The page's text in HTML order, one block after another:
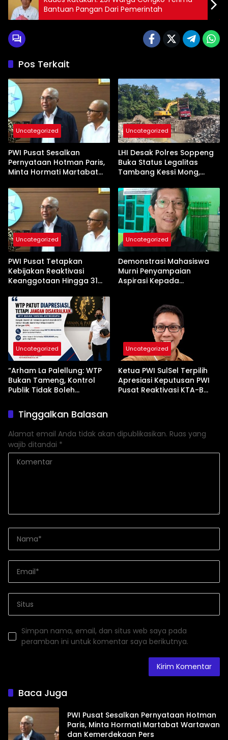
Bantuan Pangan Dari Pemerintah
Pos Terkait
Uncategorized
PWI Pusat Sesalkan
Pernyataan Hotman Paris,
Minta Hormati Martabat
Kemerdekaan Pers
Uncategorized
LHI Desak Polres Soppeng
Buka Status Legalitas
Tambang Kessi Mong,
Uncategorized
PWI Pusat Tetapkan
Kebijakan Reaktivasi
Keanggotaan Hingga 31
Uncategorized
Demonstrasi Mahasiswa
Murni Penyampaian
Aspirasi Kepada
Uncategorized
“Arham La Palellung: WTP
Bukan Tameng, Kontrol
Publik Tidak Boleh
Uncategorized
Ketua PWI SulSel Terpilih
Apresiasi Keputusan PWI
Pusat Reaktivasi KTA-B
Tinggalkan Balasan
Alamat email Anda tidak akan dipublikasikan. Ruas yang
wajib ditandai *
Simpan nama, email, dan situs web saya pada
peramban ini untuk komentar saya berikutnya.
Baca Juga
PWI Pusat Sesalkan Pernyataan Hotman
Paris, Minta Hormati Martabat Wartawan
dan Kemerdekaan Pers